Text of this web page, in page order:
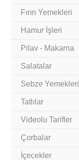
Fırın Yemekleri
Hamur İşleri
Pilav - Makarna
Salatalar
Sebze Yemekleri
Tatlılar
Videolu Tarifler
Çorbalar
İçecekler